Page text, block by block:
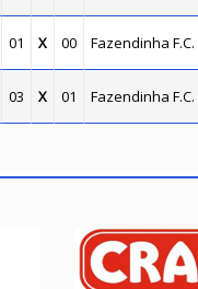
01 X 00 Fazendinha F.C.
03 X 01 Fazendinha F.C.